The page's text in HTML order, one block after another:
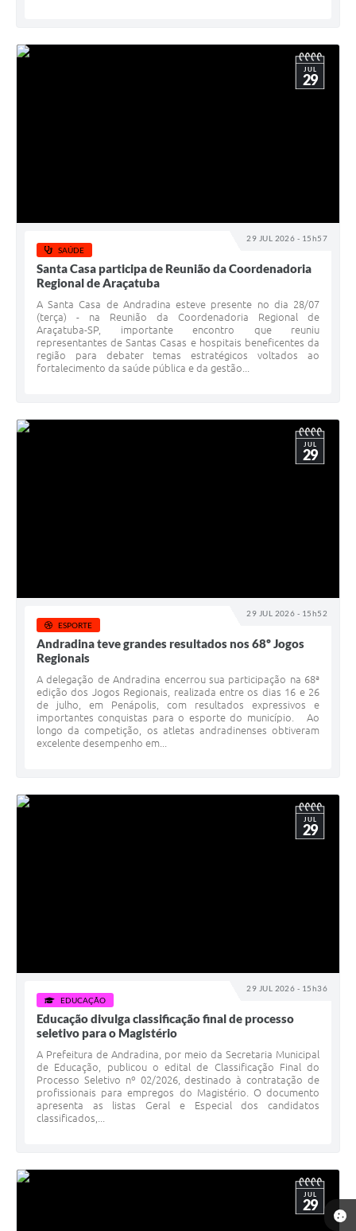
29 JUL 2026 - 15h57
JUL
29
SAÚDE
Santa Casa participa de Reunião da Coordenadoria
Regional de Araçatuba
A Santa Casa de Andradina esteve presente no dia 28/07
(terça) - na Reunião da Coordenadoria Regional de
Araçatuba-SP, importante encontro que reuniu
representantes de Santas Casas e hospitais beneficentes da
região para debater temas estratégicos voltados ao
fortalecimento da saúde pública e da gestão...
29 JUL 2026 - 15h52
JUL
29
ESPORTE
Andradina teve grandes resultados nos 68º Jogos
Regionais
A delegação de Andradina encerrou sua participação na 68ª
edição dos Jogos Regionais, realizada entre os dias 16 e 26
de julho, em Penápolis, com resultados expressivos e
importantes conquistas para o esporte do município. Ao
longo da competição, os atletas andradinenses obtiveram
excelente desempenho em...
29 JUL 2026 - 15h36
JUL
29
EDUCAÇÃO
Educação divulga classificação final de processo
seletivo para o Magistério
A Prefeitura de Andradina, por meio da Secretaria Municipal
de Educação, publicou o edital de Classificação Final do
Processo Seletivo nº 02/2026, destinado à contratação de
profissionais para empregos do Magistério. O documento
apresenta as listas Geral e Especial dos candidatos
classificados,...
JUL
29